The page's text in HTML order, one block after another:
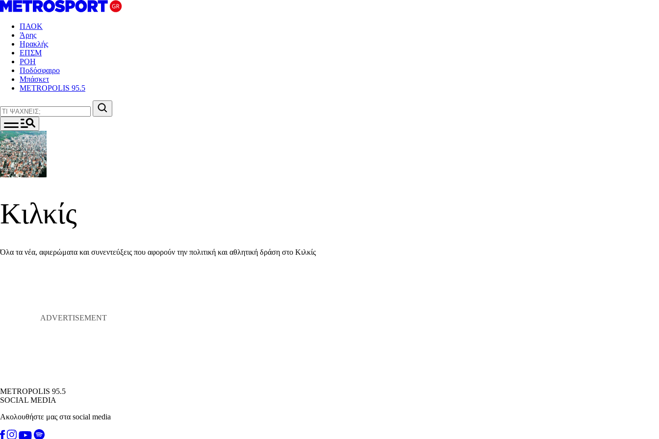
ΠΑΟΚ
Άρης
Ηρακλής
ΕΠΣΜ
ΡΟΗ
Ποδόσφαιρο
Μπάσκετ
METROPOLIS 95.5
Κιλκίς
Όλα τα νέα, αφιερώματα και συνεντεύξεις που αφορούν την πολιτική και αθλητική δράση στο Κιλκίς
METROPOLIS 95.5
SOCIAL MEDIA
Ακολουθήστε μας στα social media